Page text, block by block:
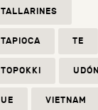
TALLARINES
TAPIOCA TE
TOPOKKI UDÓN
UE VIETNAM